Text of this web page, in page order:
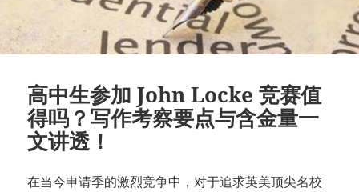
高中生参加 John Locke 竞赛值
得吗？写作考察要点与含金量一
文讲透！
在当今申请季的激烈竞争中，对于追求英美顶尖名校